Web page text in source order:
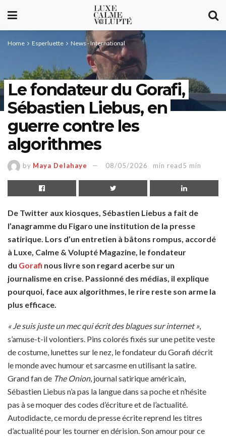
Home Esperluette News - International
Le fondateur du Gorafi,
Sébastien Liebus, en
guerre contre les
algorithmes
by Maya Delahaye 08/05/2026 min read5 min
De Twitter aux kiosques, Sébastien Liebus a fait de
l’anagramme du Figaro une institution de la presse
satirique. Lors d’un entretien à bâtons rompus, accordé
à Luxe, Calme & Volupté Magazine, le fondateur
du Gorafi nous livre son regard acerbe sur un
journalisme en crise. Passionné des médias, il explique
pourquoi, face aux algorithmes, le rire reste son arme la
plus efficace.
« Je suis juste un mec qui écrit des blagues sur internet »,
s’amuse-t-il volontiers. Pins colorés fixés sur une petite veste
de costume, lunettes sur le nez, le fondateur du Gorafi décrit
le monde avec humour et sarcasme en utilisant la satire.
Grand fan de The Onion, journal satirique américain,
Sébastien Liebus n’a pas la langue dans sa poche et n’hésite
pas à se moquer des codes d’écriture et de l’actualité.
Autodidacte, ce mordu de presse écrite reprend les titres
d’actualité pour les tourner en dérision. Son amour pour ce